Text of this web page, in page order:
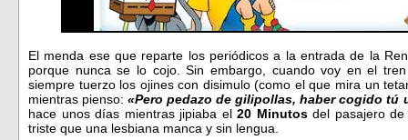
El menda ese que reparte los periódicos a la entrada de la
porque nunca se lo cojo. Sin embargo, cuando voy en el
siempre tuerzo los ojines con disimulo (como el que mira un
mientras pienso:«Pero pedazo de gilipollas, haber cogido tú
hace unos días mientras jipiaba el20 Minutosdel pasajero de
triste que una lesbiana manca y sin lengua.